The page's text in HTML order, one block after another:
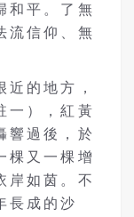
和平。了無
流信仰、無
的地方，
一），紅黃
響過後，於
棵又一棵增
岸如茵。不
長成的沙